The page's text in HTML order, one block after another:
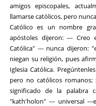
amigos episcopales,
llamarse católicos, pero
Católico es un nombre
apóstoles dijeron: --- Creo
Católica" --- nunca dijeron:
niegan su religión, pues
Iglesia Católica.
pero no católicos romanos;
significado de la palabra
"kath'holon" --- universal